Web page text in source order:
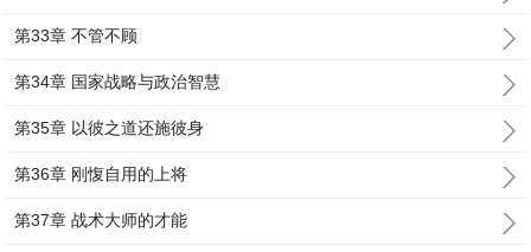
第33章 不管不顾
第34章 国家战略与政治智慧
第35章 以彼之道还施彼身
第36章 刚愎自用的上将
第37章 战术大师的才能